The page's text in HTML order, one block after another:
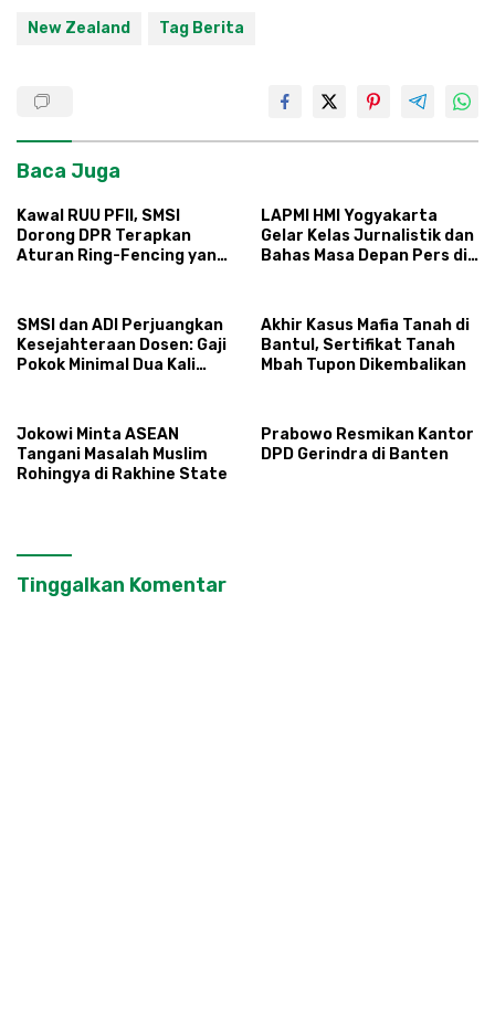
New Zealand Tag Berita
Baca Juga
Kawal RUU PFII, SMSI
Dorong DPR Terapkan
Aturan Ring-Fencing yang
LAPMI HMI Yogyakarta
Gelar Kelas Jurnalistik dan
Bahas Masa Depan Pers di
Tergantikan
SMSI dan ADI Perjuangkan
Kesejahteraan Dosen: Gaji
Pokok Minimal Dua Kali
Akhir Kasus Mafia Tanah di
Bantul, Sertifikat Tanah
Mbah Tupon Dikembalikan
Jokowi Minta ASEAN
Tangani Masalah Muslim
Rohingya di Rakhine State
Prabowo Resmikan Kantor
DPD Gerindra di Banten
Tinggalkan Komentar